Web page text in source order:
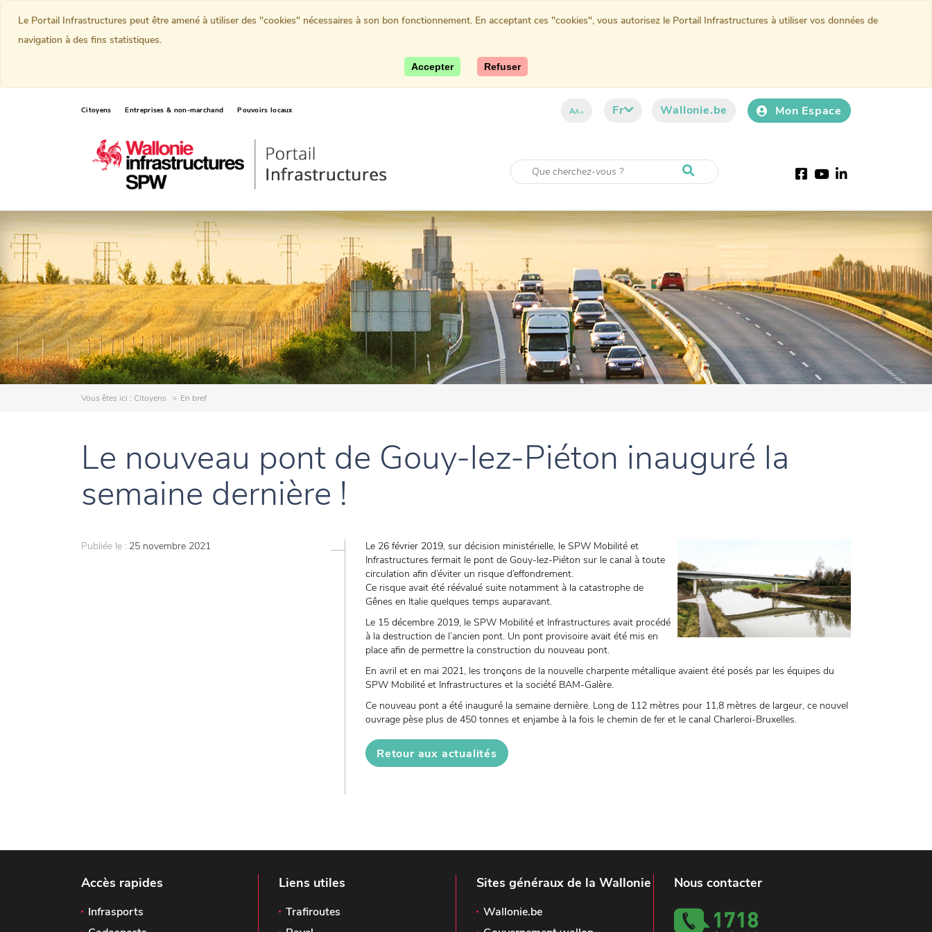
Citoyens Entreprises & non-marchand Pouvoirs locaux AAA Fr Wallonie.be Mon Espace
Facebook
YoutubeLinkedIn
Vous êtes ici : Citoyens En bref
Le nouveau pont de Gouy-lez-Piéton inauguré la
semaine dernière !
Publiée le : 25 novembre 2021
Le 26 février 2019, sur décision ministérielle, le SPW Mobilité et
Infrastructures fermait le pont de Gouy-lez-Piéton sur le canal à toute
circulation afin d’éviter un risque d’effondrement.
Ce risque avait été réévalué suite notamment à la catastrophe de
Gênes en Italie quelques temps auparavant.
Le 15 décembre 2019, le SPW Mobilité et Infrastructures avait procédé
à la destruction de l’ancien pont. Un pont provisoire avait été mis en
place afin de permettre la construction du nouveau pont.
En avril et en mai 2021, les tronçons de la nouvelle charpente métallique avaient été posés par les équipes du
SPW Mobilité et Infrastructures et la société BAM-Galère.
Ce nouveau pont a été inauguré la semaine dernière. Long de 112 mètres pour 11,8 mètres de largeur, ce nouvel
ouvrage pèse plus de 450 tonnes et enjambe à la fois le chemin de fer et le canal Charleroi-Bruxelles.
Retour aux actualités
Accès rapides
Infrasports
Liens utiles
Trafiroutes
Sites généraux de la Wallonie
Wallonie.be
Nous contacter
Le Portail Infrastructures peut être amené à utiliser des "cookies" nécessaires à son bon fonctionnement. En acceptant ces "cookies", vous autorisez le Portail Infrastructures à utiliser vos données de
navigation à des fins statistiques.
Accepter Refuser